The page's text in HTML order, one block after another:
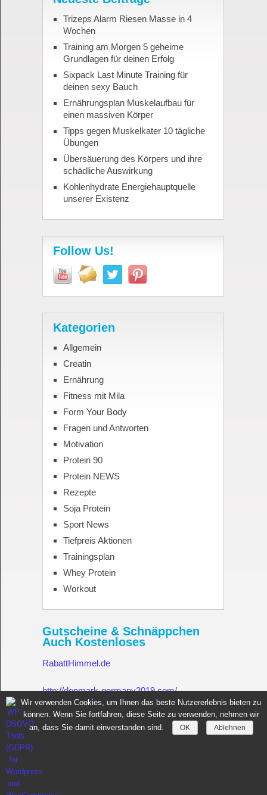
Trizeps Alarm Riesen Masse in 4
Wochen
Training am Morgen 5 geheime
Grundlagen für deinen Erfolg
Sixpack Last Minute Training für
deinen sexy Bauch
Ernährungsplan Muskelaufbau für
einen massiven Körper
Tipps gegen Muskelkater 10 tägliche
Übungen
Übersäuerung des Körpers und ihre
schädliche Auswirkung
Kohlenhydrate Energiehauptquelle
unserer Existenz
Follow Us!
Kategorien
Allgemein
Creatin
Ernährung
Fitness mit Mila
Form Your Body
Fragen und Antworten
Motivation
Protein 90
Protein NEWS
Rezepte
Soja Protein
Sport News
Tiefpreis Aktionen
Trainingsplan
Whey Protein
Workout
Gutscheine & Schnäppchen
Auch Kostenloses
RabattHimmel.de
http://denmark-germany2019.com/
Gutschein.Rabatthimmel.de
Sportnahrung für Muskelaufbau Fitness Made in Germany
News
Wir verwenden Cookies, um Ihnen das beste Nutzererlebnis bieten zu
können. Wenn Sie fortfahren, diese Seite zu verwenden, nehmen wir
an, dass Sie damit einverstanden sind.
OK Ablehnen